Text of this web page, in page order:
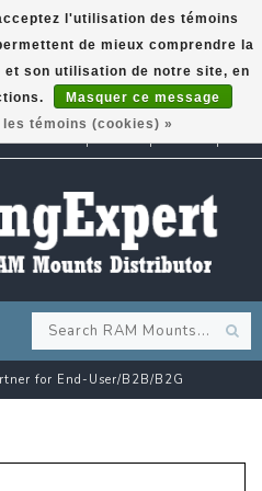
tot 50%? Klik hier!
for End-User/B2B/B2G
l'utilisation des témoins
de mieux comprendre la
son utilisation de notre site, en
Masquer ce message
témoins (cookies) »